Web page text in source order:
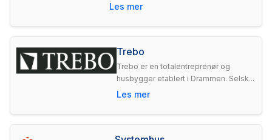
Les mer
Trebo
Trebo er en totalentreprenør og
husbygger etablert i Drammen. Selsk...
Les mer